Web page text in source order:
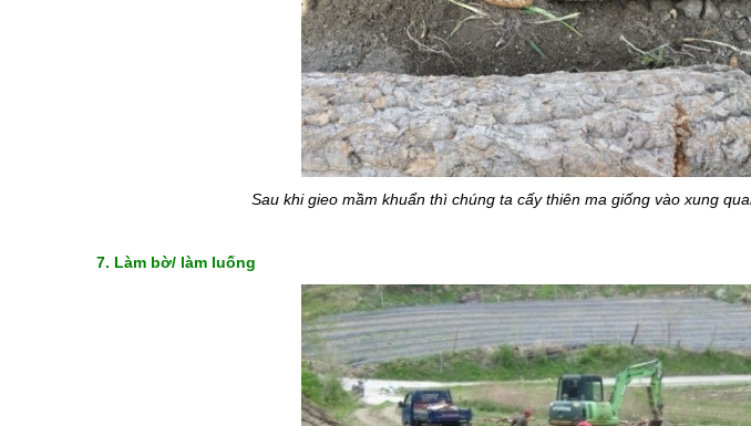
Sau khi gieo mầm khuẩn thì chúng ta cấy thiên ma giống vào xung
7. Làm bờ/ làm luống